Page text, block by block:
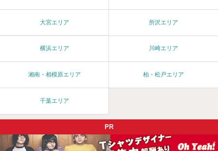
大宮エリア 所沢エリア
横浜エリア 川崎エリア
湘南・相模原エリア 柏・松戸エリア
千葉エリア
PR